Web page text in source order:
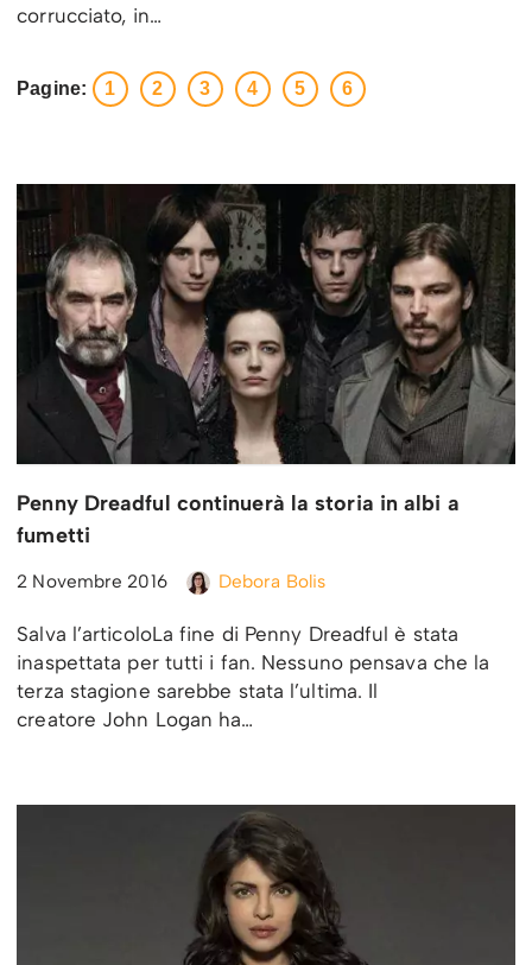
corrucciato, in…
Pagine: 1 2 3 4 5 6
Penny Dreadful continuerà la storia in albi a
fumetti
2 Novembre 2016 Debora Bolis
Salva l’articoloLa fine di Penny Dreadful è stata
inaspettata per tutti i fan. Nessuno pensava che la
terza stagione sarebbe stata l’ultima. Il
creatore John Logan ha…